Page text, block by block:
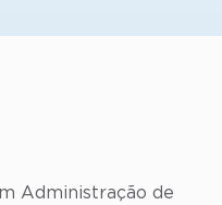
Administração de